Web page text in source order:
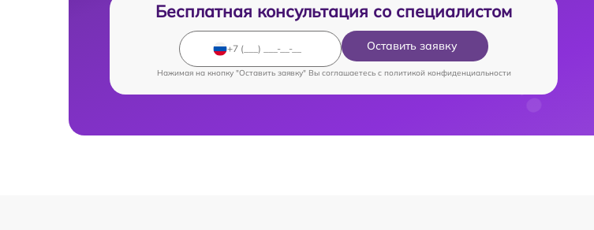
Бесплатная консультация со специалистом
Оставить заявку
Нажимая на кнопку "Оставить заявку" Вы соглашаетесь c политикой конфиденциальности